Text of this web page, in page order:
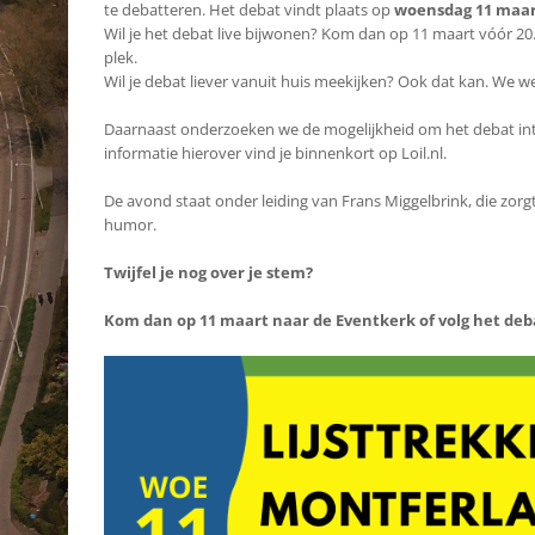
te debatteren. Het debat vindt plaats opwoensdag 11
Wil je het debat live bijwonen? Kom dan op 11 maart vóór
plek.
Wil je debat liever vanuit huis meekijken? Ook dat kan. We
Daarnaast onderzoeken we de mogelijkheid om het debat
informatie hierover vind je binnenkort op Loil.nl.
De avond staat onder leiding van Frans Miggelbrink, die
humor.
Twijfel je nog over je stem?
Kom dan op 11 maart naar de Eventkerk of volg het